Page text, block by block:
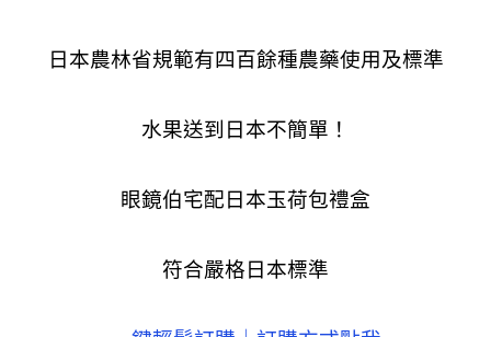
日本農林省規範有四百餘種農藥使用及標準
水果送到日本不簡單！
眼鏡伯宅配日本玉荷包禮盒
符合嚴格日本標準